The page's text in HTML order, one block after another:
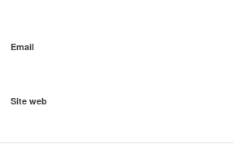
Email
Site web